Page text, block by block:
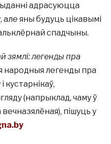
адрасуюцца
яны будуць цікавымі
спадчыны.
зямлі: легенды пра
народныя легенды пра
(напрыклад, чаму ў
пішуць у